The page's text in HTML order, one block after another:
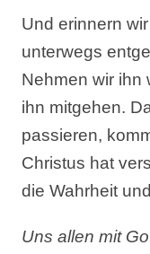
Und erinnern
unterwegs
Nehmen wir ihn
ihn mitgehen.
passieren,
Christus hat
die Wahrheit
Uns allen mit